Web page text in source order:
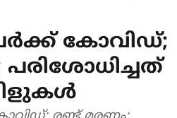
കോവിഡ്;